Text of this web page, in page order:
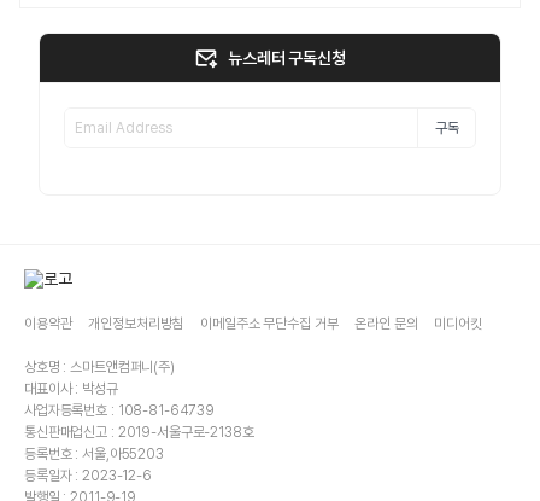
뉴스레터 구독신청
구독
이용약관 개인정보처리방침 이메일주소 무단수집 거부 온라인 문의 미디어킷
상호명 : 스마트앤컴퍼니(주)
대표이사 : 박성규
사업자등록번호 : 108-81-64739
통신판매업신고 : 2019-서울구로-2138호
등록번호 : 서울,아55203
등록일자 : 2023-12-6
발행일 : 2011-9-19